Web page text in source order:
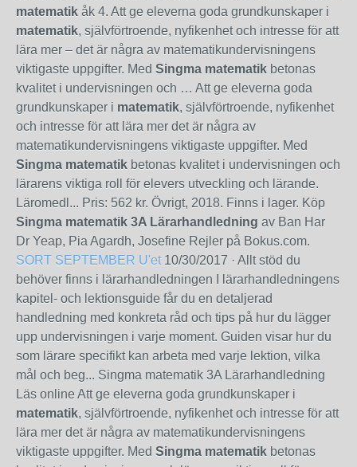
matematik åk 4. Att ge eleverna goda grundkunskaper i
matematik, självförtroende, nyfikenhet och intresse för att
lära mer – det är några av matematikundervisningens
viktigaste uppgifter. Med Singma matematik betonas
kvalitet i undervisningen och … Att ge eleverna goda
grundkunskaper i matematik, självförtroende, nyfikenhet
och intresse för att lära mer det är några av
matematikundervisningens viktigaste uppgifter. Med
Singma matematik betonas kvalitet i undervisningen och
lärarens viktiga roll för elevers utveckling och lärande.
Läromedl... Pris: 562 kr. Övrigt, 2018. Finns i lager. Köp
Singma matematik 3A Lärarhandledning av Ban Har
Dr Yeap, Pia Agardh, Josefine Rejler på Bokus.com.
SORT SEPTEMBER U'et 10/30/2017 · Allt stöd du
behöver finns i lärarhandledningen I lärarhandledningens
kapitel- och lektionsguide får du en detaljerad
handledning med konkreta råd och tips på hur du lägger
upp undervisningen i varje moment. Guiden visar hur du
som lärare specifikt kan arbeta med varje lektion, vilka
mål och beg... Singma matematik 3A Lärarhandledning
Läs online Att ge eleverna goda grundkunskaper i
matematik, självförtroende, nyfikenhet och intresse för att
lära mer det är några av matematikundervisningens
viktigaste uppgifter. Med Singma matematik betonas